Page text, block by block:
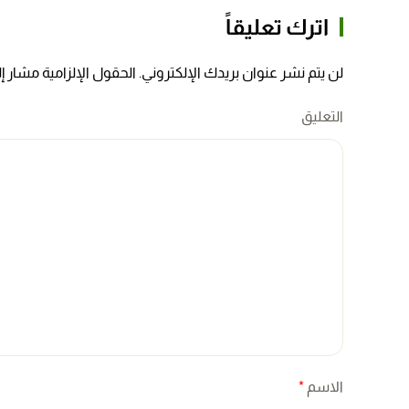
اترك تعليقاً
لن يتم نشر عنوان بريدك الإلكتروني. الحقول الإلزامية مشار
التعليق
الاسم *